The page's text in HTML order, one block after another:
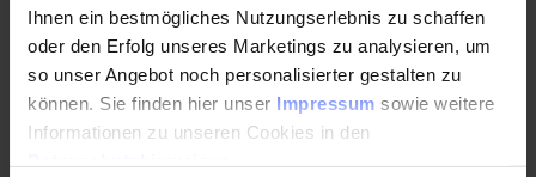
Ihnen ein bestmögliches Nutzungserlebnis zu schaffen
oder den Erfolg unseres Marketings zu analysieren, um
so unser Angebot noch personalisierter gestalten zu
können. Sie finden hier unser Impressum sowie weitere
Informationen zu unseren Cookies in den
Die unbequeme Wahrheit bleibt: Führung beginnt mit
Selbstführung. Mitarbeiter lassen sich nicht motivieren.
Denn diese entscheiden gerne selbst über ihre Einstellung
und ihre Prioritäten. Wodurch Menschen sich jedoch
begeistern lassen, wenn sie selbst Ziele und Schwerpunkte